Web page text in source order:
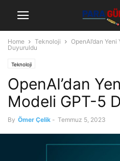
Home Teknoloji
OpenAI’dan
Duyuruldu
Teknoloji
OpenAI’dan
Modeli GPT-5
By Ömer Çelik - Temmuz 5, 2023